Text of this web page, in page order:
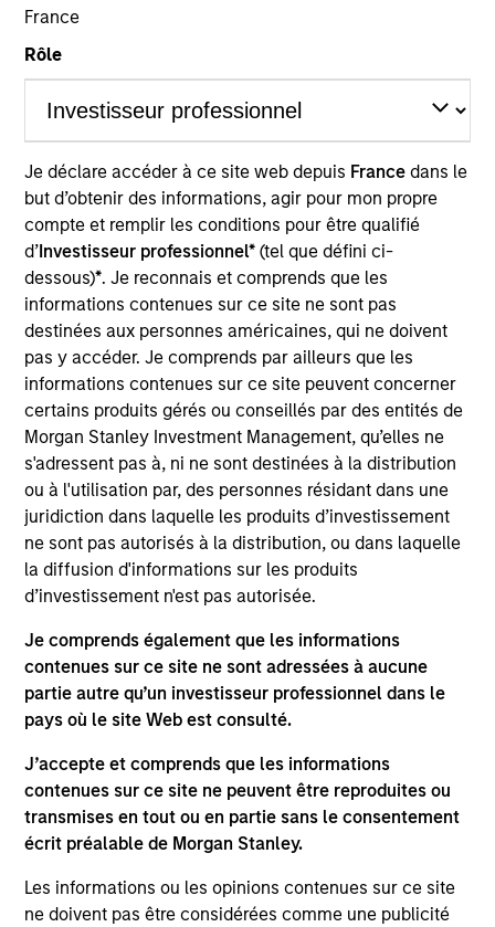
France
Rôle
Je déclare accéder à ce site web depuis France dans le
but d’obtenir des informations, agir pour mon propre
compte et remplir les conditions pour être qualifié
d’Investisseur professionnel*(tel que défini ci-
dessous)*. Je reconnais et comprends que les
informations contenues sur ce site ne sont pas
destinées aux personnes américaines, qui ne doivent
pas y accéder. Je comprends par ailleurs que les
informations contenues sur ce site peuvent concerner
certains produits gérés ou conseillés par des entités de
Morgan Stanley Investment Management, qu’elles ne
s'adressent pas à, ni ne sont destinées à la distribution
ou à l'utilisation par, des personnes résidant dans une
juridiction dans laquelle les produits d’investissement
ne sont pas autorisés à la distribution, ou dans laquelle
la diffusion d'informations sur les produits
d’investissement n'est pas autorisée.
Je comprends également que les informations
contenues sur ce site ne sont adressées à aucune
partie autre qu’un investisseur professionnel dans le
pays où le site Web est consulté.
J’accepte et comprends que les informations
contenues sur ce site ne peuvent être reproduites ou
transmises en tout ou en partie sans le consentement
écrit préalable de Morgan Stanley.
Les informations ou les opinions contenues sur ce site
ne doivent pas être considérées comme une publicité
Years
AIP Hedge Fund Team
David Damsgaard is an Executive Director of
Morgan Stanley Investment Management and
serves as the strategy head for Global Macro,
Emerging Markets, and Sovereign Relative Value
strategies within the Alternative Investment
Partners Hedge Fund Solutions group. He joined the
firm in 2019 and has 15 years of investment
experience. Prior to joining the firm, David was a
proprietary commodities trader at Marex Spectron.
Previously, he was an Associate Portfolio Manager
at Caxton Associates and an Associate Director for
Macquarie Bank Limited managing a derivatives
agricultural products. David received a B.A. in
economics from Yale University.
Team Insights